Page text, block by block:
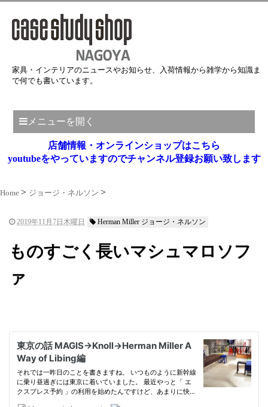
家具・インテリアのニュースやお知らせ、入荷情報から雑学から知識ま
で何でも書いています。
メニューを開く
店舗情報・オンラインショップはこちら
youtubeをやっていますのでチャンネル登録お願い致します
Home ジョージ・ネルソン
2019年11月7日木曜日 Herman Miller ジョージ・ネルソン
ものすごく長いマシュマロソフ
ァ